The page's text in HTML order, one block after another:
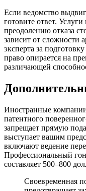
Если ведомство
готовите ответ.
преодолению отказа
зависит от сложности
эксперта за
право опирается на
различающей
Иностранные
патентного
запрещает прямую
выступает вашим
включают ведение
Профессиональный
составляет 500–800
Своевременная